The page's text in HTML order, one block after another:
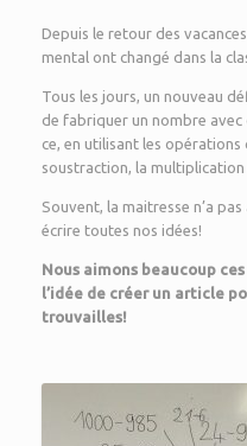
Depuis le retour des
mental ont changé dans la
Tous les jours, un nouveau
de fabriquer un nombre
ce, en utilisant les opérations
soustraction, la multiplication
Souvent, la maitresse n’a
écrire toutes nos idées!
Nous aimons beaucoup
l’idée de créer un article
trouvailles!